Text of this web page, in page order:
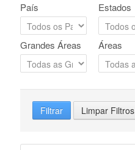
País Estados
Grandes Áreas Áreas
Filtrar Limpar Filtros